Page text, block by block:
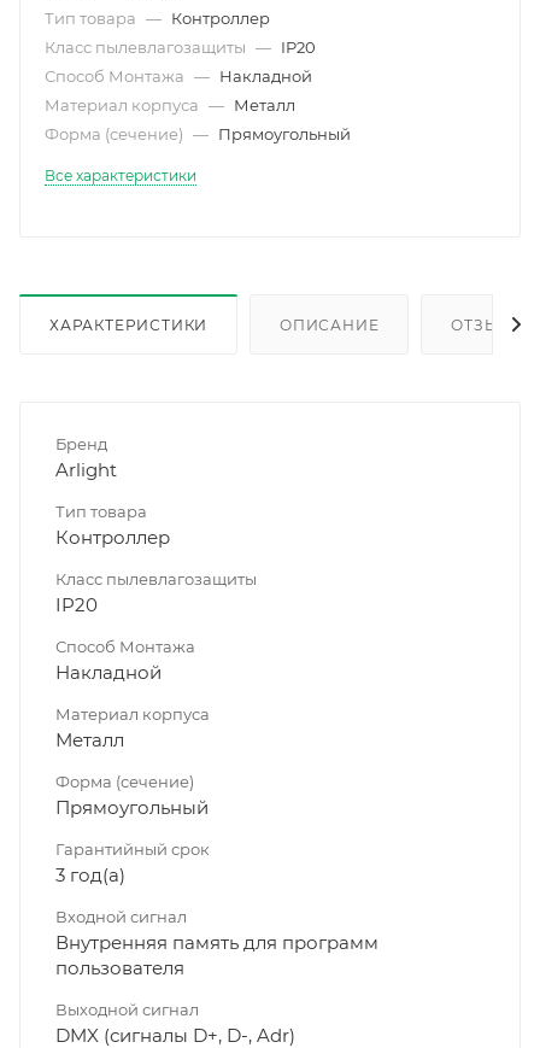
Тип товара — Контроллер
Класс пылевлагозащиты — IP20
Способ Монтажа — Накладной
Материал корпуса — Металл
Форма (сечение) — Прямоугольный
Все характеристики
ХАРАКТЕРИСТИКИ ОПИСАНИЕ ОТЗЫВЫ
Бренд
Arlight
Тип товара
Контроллер
Класс пылевлагозащиты
IP20
Способ Монтажа
Накладной
Материал корпуса
Металл
Форма (сечение)
Прямоугольный
Гарантийный срок
3 год(а)
Входной сигнал
Внутренняя память для программ
пользователя
Выходной сигнал
DMX (сигналы D+, D-, Adr)